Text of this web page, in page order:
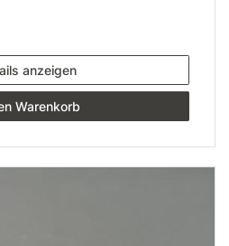
anzeigen
Warenkorb